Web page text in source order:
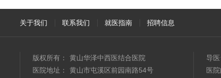
关于我们 联系我们 就医指南 招聘信息
版权所有：
黄山华泽中西医结合医院
医院地址：
黄山市屯溪区前园南路54号
导
医